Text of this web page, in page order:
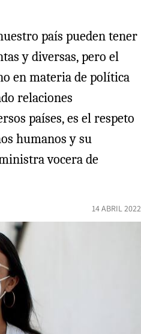
país pueden tener
y diversas, pero el
en materia de política
relaciones
países, es el respeto
humanos y su
vocera de
14 ABRIL 2022